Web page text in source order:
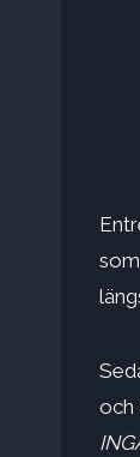
och